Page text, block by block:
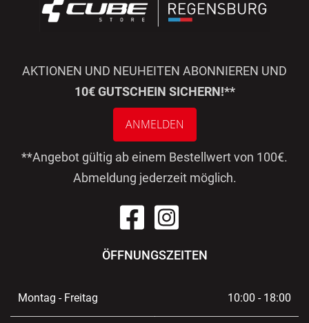
AKTIONEN UND NEUHEITEN ABONNIEREN UND
10€ GUTSCHEIN SICHERN!**
ANMELDEN
**Angebot gültig ab einem Bestellwert von 100€.
Abmeldung jederzeit möglich.
ÖFFNUNGSZEITEN
Montag - Freitag 10:00 - 18:00